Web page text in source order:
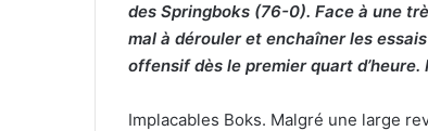
des Springboks (76-0). Face à une
mal à dérouler et enchaîner les
offensif dès le premier quart
Implacables Boks. Malgré une large